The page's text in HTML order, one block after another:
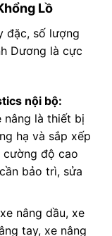
Lồ
đặc, số lượng
Dương là cực
nội bộ:
nâng là thiết bị
hạ và sắp xếp
cường độ cao
bảo trì, sửa
nâng dầu, xe
tay, xe nâng